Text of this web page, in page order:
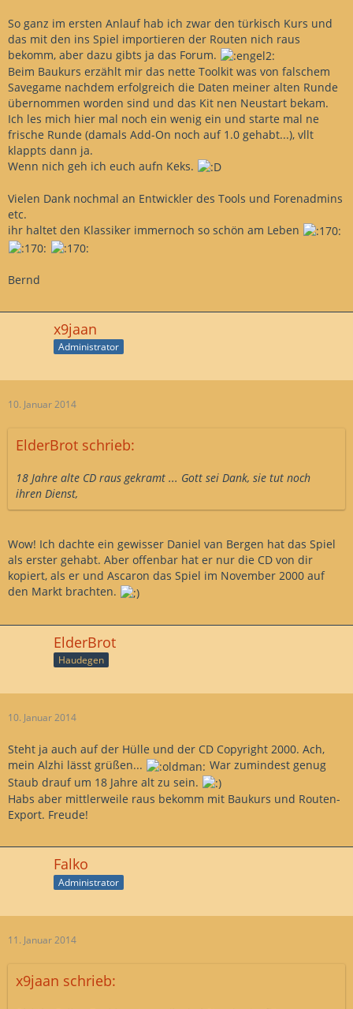
So ganz im ersten Anlauf hab ich zwar den türkisch Kurs und
das mit den ins Spiel importieren der Routen nich raus
bekomm, aber dazu gibts ja das Forum.
Beim Baukurs erzählt mir das nette Toolkit was von falschem
Savegame nachdem erfolgreich die Daten meiner alten Runde
übernommen worden sind und das Kit nen Neustart bekam.
Ich les mich hier mal noch ein wenig ein und starte mal ne
frische Runde (damals Add-On noch auf 1.0 gehabt...), vllt
klappts dann ja.
Wenn nich geh ich euch aufn Keks.
Vielen Dank nochmal an Entwickler des Tools und Forenadmins
etc.
ihr haltet den Klassiker immernoch so schön am Leben
Bernd
x9jaan
Administrator
10. Januar 2014
ElderBrot schrieb:
18 Jahre alte CD raus gekramt ... Gott sei Dank, sie tut noch
ihren Dienst,
Wow! Ich dachte ein gewisser Daniel van Bergen hat das Spiel
als erster gehabt. Aber offenbar hat er nur die CD von dir
kopiert, als er und Ascaron das Spiel im November 2000 auf
den Markt brachten.
ElderBrot
Haudegen
10. Januar 2014
Steht ja auch auf der Hülle und der CD Copyright 2000. Ach,
mein Alzhi lässt grüßen...
War zumindest genug
Staub drauf um 18 Jahre alt zu sein.
Habs aber mittlerweile raus bekomm mit Baukurs und Routen-
Export. Freude!
Falko
Administrator
11. Januar 2014
x9jaan schrieb: